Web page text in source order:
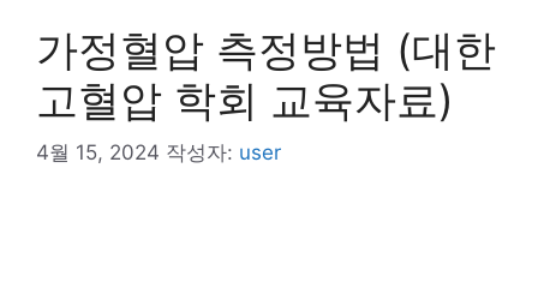
가정혈압 측정방법 (대한
고혈압 학회 교육자료)
4월 15, 2024 작성자: user